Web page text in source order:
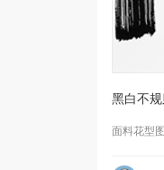
黑白不
面料花型